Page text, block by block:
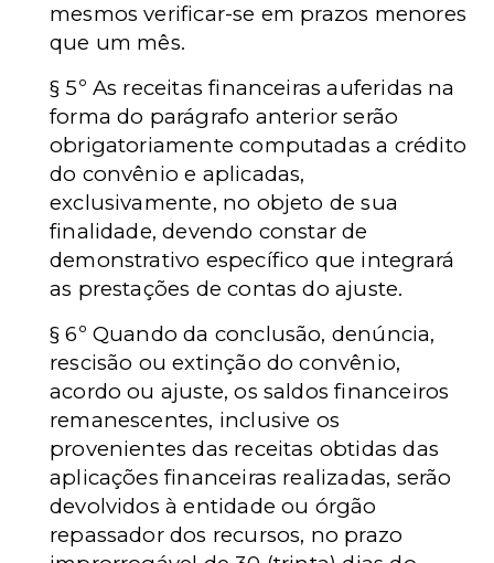
mesmos verificar-se em prazos menores
que um mês.
§ 5º As receitas financeiras auferidas na
forma do parágrafo anterior serão
obrigatoriamente computadas a crédito
do convênio e aplicadas,
exclusivamente, no objeto de sua
finalidade, devendo constar de
demonstrativo específico que integrará
as prestações de contas do ajuste.
§ 6º Quando da conclusão, denúncia,
rescisão ou extinção do convênio,
acordo ou ajuste, os saldos financeiros
remanescentes, inclusive os
provenientes das receitas obtidas das
aplicações financeiras realizadas, serão
devolvidos à entidade ou órgão
repassador dos recursos, no prazo